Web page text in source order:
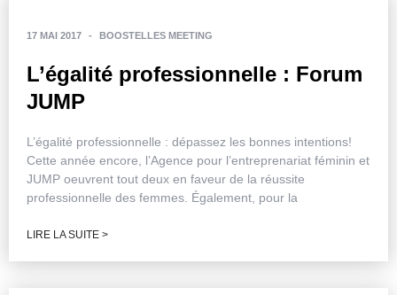
17 MAI 2017 - BOOSTELLES MEETING
L’égalité professionnelle : Forum
JUMP
L’égalité professionnelle : dépassez les bonnes intentions!
Cette année encore, l’Agence pour l’entreprenariat féminin et
JUMP oeuvrent tout deux en faveur de la réussite
professionnelle des femmes. Également, pour la
LIRE LA SUITE >